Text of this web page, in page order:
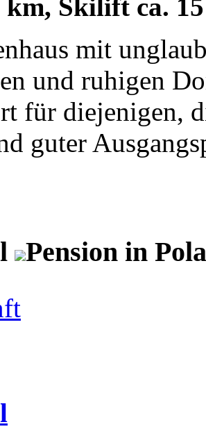
km, Skilift ca.
mit
und ruhigen
für diejenigen,
guter
Pension in